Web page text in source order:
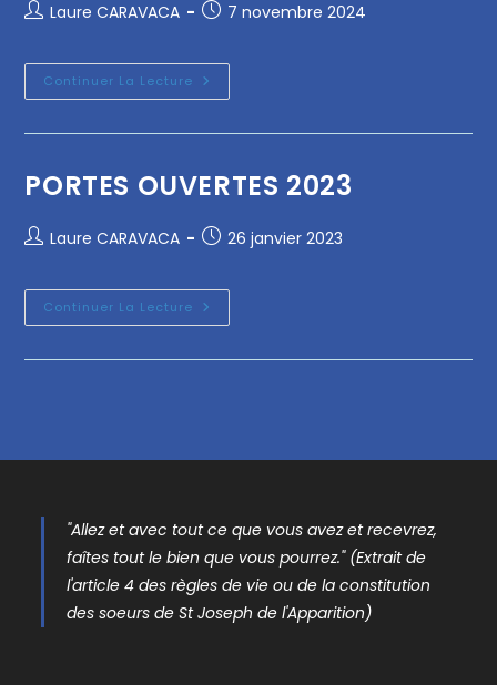
Laure CARAVACA 7 novembre 2024
Continuer La Lecture
PORTES OUVERTES 2023
Laure CARAVACA 26 janvier 2023
Continuer La Lecture
"Allez et avec tout ce que vous avez et recevrez,
faîtes tout le bien que vous pourrez." (Extrait de
l'article 4 des règles de vie ou de la constitution
des soeurs de St Joseph de l'Apparition)